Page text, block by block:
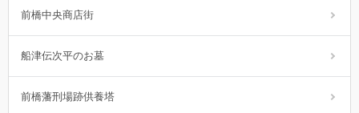
前橋中央商店街
船津伝次平のお墓
前橋藩刑場跡供養塔